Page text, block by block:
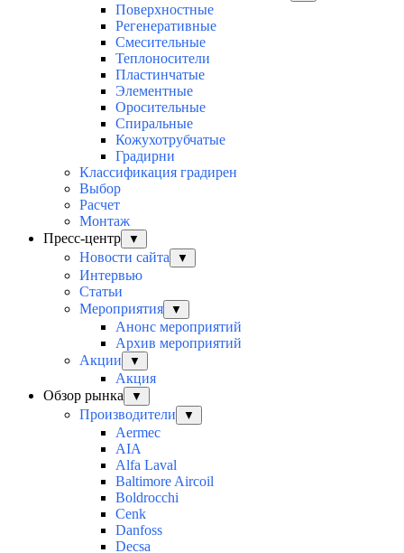
Поверхностные
Регенеративные
Смесительные
Теплоносители
Пластинчатые
Элементные
Оросительные
Спиральные
Кожухотрубчатые
Градирни
Классификация градирен
Выбор
Расчет
Монтаж
Пресс-центр
▼
Новости сайта ▼
Интервью
Статьи
Мероприятия
▼
Анонс мероприятий
Архив мероприятий
Акции
▼
Акция
Обзор рынка
▼
Производители ▼
Aermec
AIA
Alfa Laval
Baltimore Aircoil
Boldrocchi
Cenk
Danfoss
Decsa